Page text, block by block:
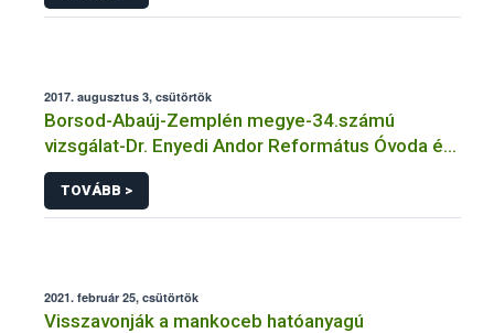
2017. augusztus 3, csütörtök
Borsod-Abaúj-Zemplén megye-34.számú
vizsgálat-Dr. Enyedi Andor Református Óvoda és
Bölcsőde Tálalókonyha- Mezőcsát
TOVÁBB >
2021. február 25, csütörtök
Visszavonják a mankoceb hatóanyagú